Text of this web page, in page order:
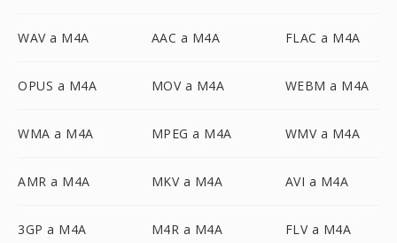
WAV a M4A AAC a M4A FLAC a M4A
OPUS a M4A MOV a M4A WEBM a M4A
WMA a M4A MPEG a M4A WMV a M4A
AMR a M4A MKV a M4A AVI a M4A
3GP a M4A M4R a M4A FLV a M4A